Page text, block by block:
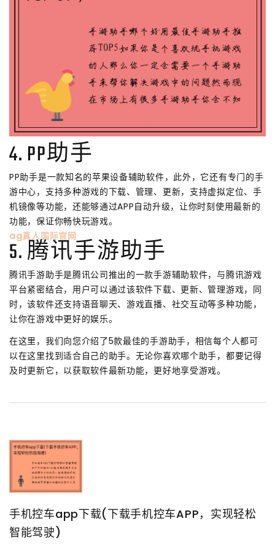
4. PP助手
PP助手是一款知名的苹果设备辅助软件，此外，它还有专门的手
游中心，支持多种游戏的下载、管理、更新，支持虚拟定位、手
机镜像等功能，还能够通过APP自动升级，让你时刻使用最新的
功能，保证你畅快玩游戏。
ag真人国际官网
5. 腾讯手游助手
腾讯手游助手是腾讯公司推出的一款手游辅助软件，与腾讯游戏
平台紧密结合，用户可以通过该软件下载、更新、管理游戏，同
时，该软件还支持语音聊天、游戏直播、社交互动等多种功能，
让你在游戏中更好的娱乐。
在这里，我们向您介绍了5款最佳的手游助手，相信每个人都可
以在这里找到适合自己的助手。无论你喜欢哪个助手，都要记得
及时更新它，以获取软件最新功能，更好地享受游戏。
手机控车app下载(下载手机控车APP，实现轻松
智能驾驶)